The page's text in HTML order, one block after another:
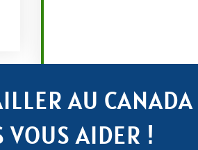
AU CANADA
VOUS AIDER !